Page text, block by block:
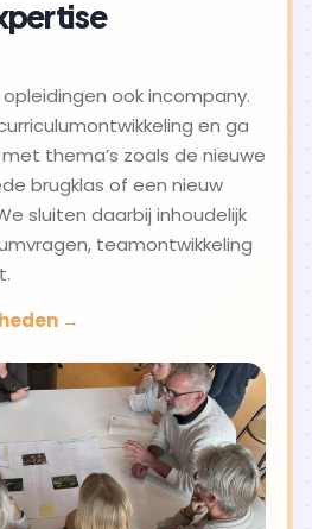
ook incompany.
en ga
thema’s zoals de nieuwe
brugklas of een nieuw
sluiten daarbij inhoudelijk
teamontwikkeling
→